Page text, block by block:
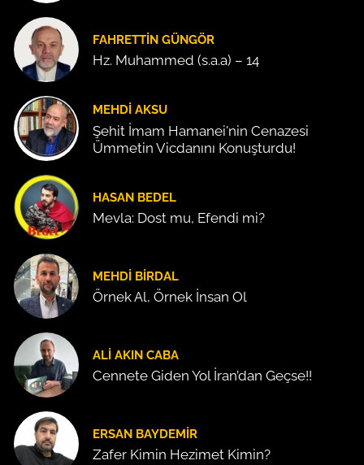
FAHRETTIN GÜNGÖR
Hz. Muhammed (s.a.a) – 14
MEHDI AKSU
Şehit İmam Hamanei'nin Cenazesi
Ümmetin Vicdanını Konuşturdu!
HASAN BEDEL
Mevla: Dost mu, Efendi mi?
MEHDI BIRDAL
Örnek Al, Örnek İnsan Ol
ALI AKIN CABA
Cennete Giden Yol İran’dan Geçse!!
ERSAN BAYDEMIR
Zafer Kimin Hezimet Kimin?